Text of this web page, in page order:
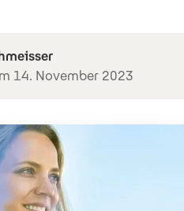
14. November 2023